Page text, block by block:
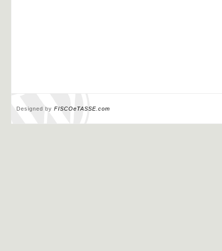
Designed by FISCOeTASSE.com